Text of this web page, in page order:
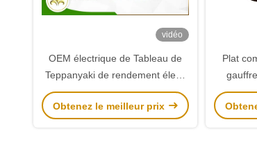
vidéo
OEM électrique de Tableau de
Teppanyaki de rendement élevé
de gril d'intérieur sûr de surface
plane
Obtenez le meilleur prix
Plat
forme
pour